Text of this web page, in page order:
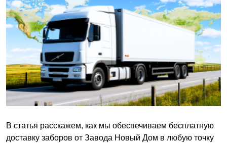
В статья расскажем, как мы обеспечиваем бесплатную
доставку заборов от Завода Новый Дом в любую точку